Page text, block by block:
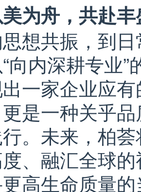
为舟，共赴
想共振，到
向内深耕专业”
一家企业应
是一种关乎
。未来，柏
、融汇全球
高生命质量